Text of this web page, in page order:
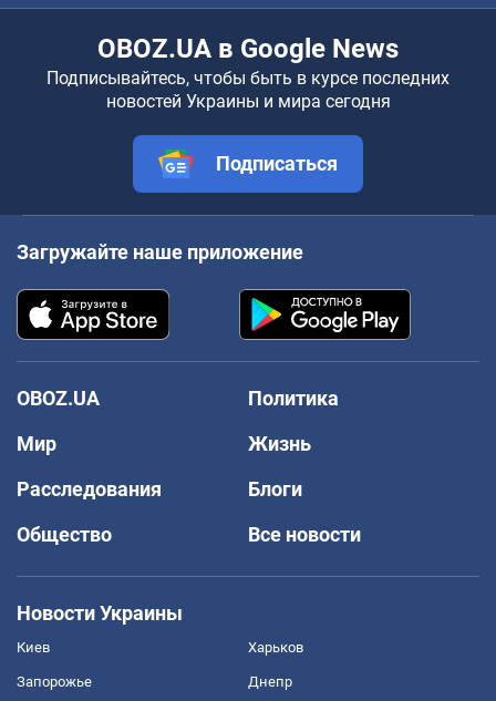
OBOZ.UA в Google News
Подписывайтесь, чтобы быть в курсе последних
новостей Украины и мира сегодня
Подписаться
Загружайте наше приложение
OBOZ.UA
Политика
Мир
Жизнь
Расследования
Блоги
Общество
Все новости
Новости Украины
Киев Харьков
Запорожье Днепр